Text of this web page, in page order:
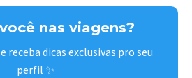
nas viagens?
receba dicas exclusivas pro seu
perfil ✨